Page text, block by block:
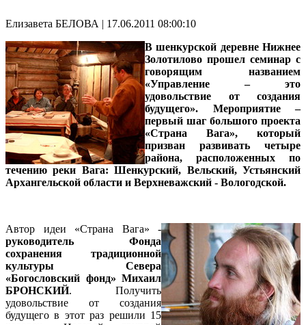
Елизавета БЕЛОВА | 17.06.2011 08:00:10
В шенкурской деревне Нижнее
Золотилово прошел семинар с
говорящим названием
«Управление – это
удовольствие от создания
будущего». Мероприятие –
первый шаг большого проекта
«Страна Вага», который
призван развивать четыре
района, расположенных по
течению реки Вага: Шенкурский, Вельский, Устьянский
Архангельской области и Верхневажский - Вологодской.
Автор идеи «Страна Вага» -
руководитель Фонда
сохранения традиционной
культуры Севера
«Богословский фонд» Михаил
БРОНСКИЙ. Получить
удовольствие от создания
будущего в этот раз решили 15